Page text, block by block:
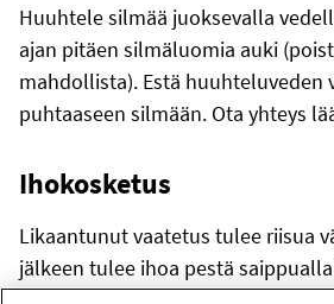
Huuhtele silmää juoksevalla
ajan pitäen silmäluomia auki
mahdollista). Estä huuhteluveden
puhtaaseen silmään. Ota yhteys
Ihokosketus
Likaantunut vaatetus tulee riisua
jälkeen tulee ihoa pestä